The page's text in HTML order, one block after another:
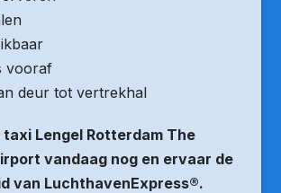
vooraf
deur tot vertrekhal
taxi Lengel Rotterdam The
vandaag nog en ervaar de
van LuchthavenExpress®.